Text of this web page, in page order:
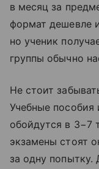
в месяц за
формат дешевле
но ученик
группы обычно
Не стоит
Учебные пособия
обойдутся в 3−7
экзамены стоят
за одну